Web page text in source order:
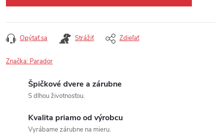
Opýtať sa Strážiť Zdieľať
Značka: Parador
Špičkové dvere a zárubne
S dlhou životnosťou.
Kvalita priamo od výrobcu
Vyrábame zárubne na mieru.